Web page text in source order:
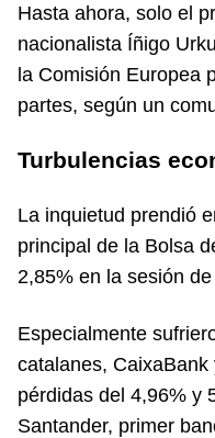
Hasta ahora, solo el
nacionalista Íñigo
la Comisión Europea
partes, según un
Turbulencias
La inquietud prendió
principal de la Bolsa
2,85% en la sesión
Especialmente
catalanes,
pérdidas del 4,96% y
Santander, primer